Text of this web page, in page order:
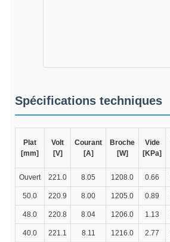
Spécifications techniques
Plat
[mm]
Volt
[V]
Courant
[A]
Broche
[W]
Vide
[KPa]
Ouvert 221.0 8.05 1208.0 0.66
50.0 220.9 8.00 1205.0 0.89
48.0 220.8 8.04 1206.0 1.13
40.0 221.1 8.11 1216.0 2.77